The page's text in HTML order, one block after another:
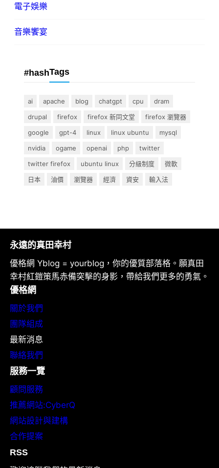
電子娛樂
音樂饗宴
#hashTags
ai apache blog chatgpt cpu
dram
drupal
firefox firefox 新同文堂
firefox 瀏覽器
google
gpt-4 linux linux ubuntu
mysql
nvidia
ogame openai php
twitter
twitter firefox
ubuntu linux 分級制度
微軟
日本
油價 瀏覽器 經濟 資安 輸入法
永遠的真田幸村
優格網 Yblog = yourblog，你的優質部落格。願真田
幸村紅鎧策馬赤備突擊的身影，帶給我們更多的勇氣。
優格網
關於我們
團隊組成
最新消息
聯絡我們
服務一覽
顧問服務
推薦網站:CyberQ
網站設計與建構
合作提案
RSS